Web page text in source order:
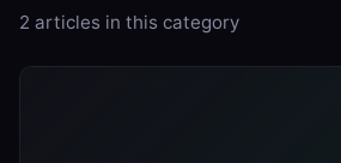
2 articles in this category